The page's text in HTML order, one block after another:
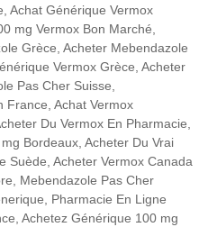
Achat Générique Vermox
mg Vermox Bon Marché,
Grèce, Acheter Mebendazole
Vermox Grèce, Acheter
Pas Cher Suisse,
France, Achat Vermox
Du Vermox En Pharmacie,
Bordeaux, Acheter Du Vrai
Suède, Acheter Vermox Canada
Mebendazole Pas Cher
Pharmacie En Ligne
Achetez Générique 100 mg